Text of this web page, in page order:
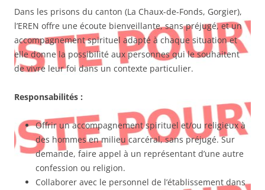
Dans les prisons du canton (La Chaux-de-Fonds, Gorgier),
l’EREN offre une écoute bienveillante, sans préjugé, et un
accompagnement spirituel adapté à chaque situation et
elle donne la possibilité aux personnes qui le souhaitent
de vivre leur foi dans un contexte particulier.
Responsabilités :
Offrir un accompagnement spirituel et/ou religieux à
des hommes en milieu carcéral, sans préjugé. Sur
demande, faire appel à un représentant d’une autre
confession ou religion.
Collaborer avec le personnel de l’établissement dans